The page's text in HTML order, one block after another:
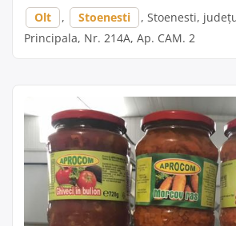
Olt , Stoenesti
, Stoenesti,
Principala, Nr. 214A, Ap. CAM. 2